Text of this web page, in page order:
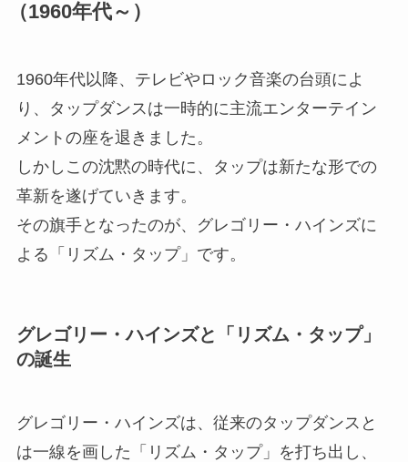
（1960年代～）
1960年代以降、テレビやロック音楽の台頭によ
り、タップダンスは一時的に主流エンターテイン
メントの座を退きました。
しかしこの沈黙の時代に、タップは新たな形での
革新を遂げていきます。
その旗手となったのが、グレゴリー・ハインズに
よる「リズム・タップ」です。
グレゴリー・ハインズと「リズム・タップ」
の誕生
グレゴリー・ハインズは、従来のタップダンスと
は一線を画した「リズム・タップ」を打ち出し、